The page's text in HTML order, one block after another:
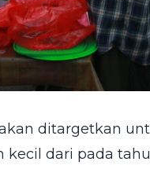
ditargetkan
dari pada